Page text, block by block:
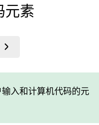
元素
入和计算机代码的元